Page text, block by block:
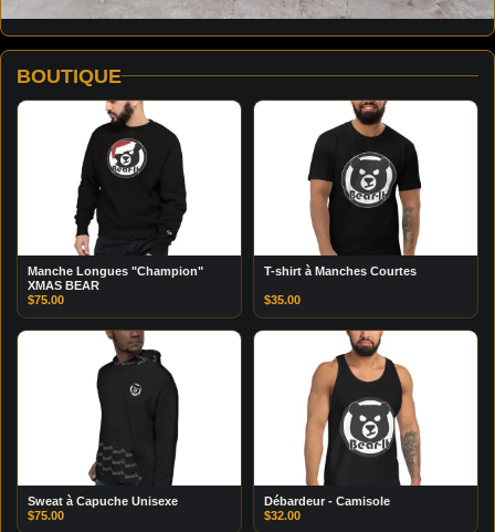
BOUTIQUE
Manche Longues "Champion"
XMAS BEAR
$75.00
T-shirt à Manches Courtes
$35.00
Sweat à Capuche Unisexe
$75.00
Débardeur - Camisole
$32.00